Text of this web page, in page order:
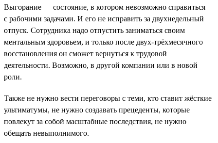
Выгорание — состояние, в котором невозможно справиться
с рабочими задачами. И его не исправить за двухнедельный
отпуск. Сотрудника надо отпустить заниматься своим
ментальным здоровьем, и только после двух-трёхмесячного
восстановления он сможет вернуться к трудовой
деятельности. Возможно, в другой компании или в новой
роли.
Также не нужно вести переговоры с теми, кто ставит жёсткие
ультиматумы, не нужно создавать прецеденты, которые
повлекут за собой масштабные последствия, не нужно
обещать невыполнимого.